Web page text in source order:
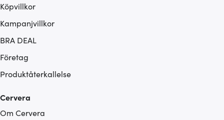
Köpvillkor
Kampanjvillkor
BRA DEAL
Företag
Produktåterkallelse
Cervera
Om Cervera